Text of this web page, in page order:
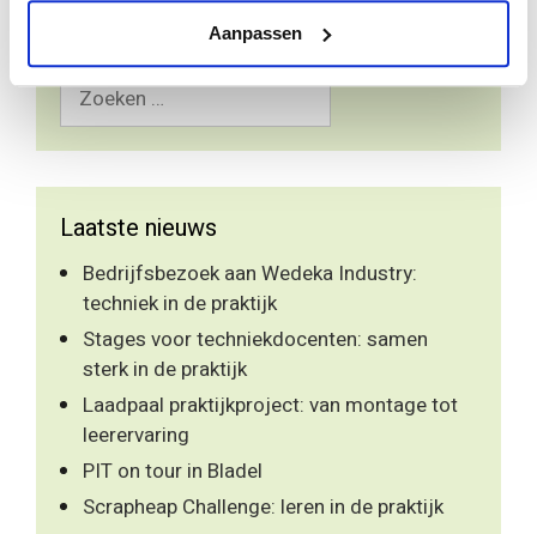
Aanpassen
Zoek
naar:
Laatste nieuws
Bedrijfsbezoek aan Wedeka Industry:
techniek in de praktijk
Stages voor techniekdocenten: samen
sterk in de praktijk
Laadpaal praktijkproject: van montage tot
leerervaring
PIT on tour in Bladel
Scrapheap Challenge: leren in de praktijk